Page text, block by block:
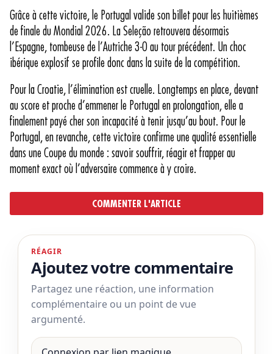
Grâce à cette victoire, le Portugal valide son billet pour les huitièmes
de finale du Mondial 2026. La Seleção retrouvera désormais
l’Espagne, tombeuse de l’Autriche 3-0 au tour précédent. Un choc
ibérique explosif se profile donc dans la suite de la compétition.
Pour la Croatie, l’élimination est cruelle. Longtemps en place, devant
au score et proche d’emmener le Portugal en prolongation, elle a
finalement payé cher son incapacité à tenir jusqu’au bout. Pour le
Portugal, en revanche, cette victoire confirme une qualité essentielle
dans une Coupe du monde : savoir souffrir, réagir et frapper au
moment exact où l’adversaire commence à y croire.
COMMENTER L'ARTICLE
RÉAGIR
Ajoutez votre commentaire
Partagez une réaction, une information
complémentaire ou un point de vue
argumenté.